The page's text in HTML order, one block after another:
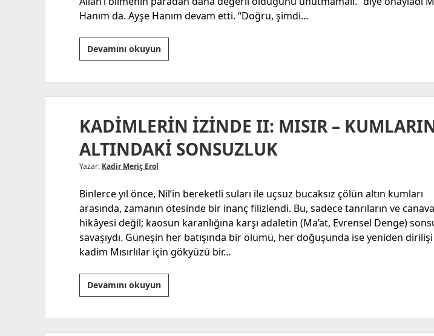
Hanım da. Ayşe Hanım devam etti. “Doğru, şimdi…
Devamını okuyun“Köklerin
Sırrı”
KADİMLERİN İZİNDE II: MISIR –
ALTINDAKİ SONSUZLUK
Yazar: Kadir Meriç Erol
Binlerce yıl önce, Nil’in bereketli suları ile uçsuz bucaksız çölün altın kumları
arasında, zamanın ötesinde bir inanç filizlendi. Bu, sadece tanrıların ve
hikâyesi değil; kaosun karanlığına karşı adaletin (Ma’at, Evrensel Denge)
savaşıydı. Güneşin her batışında bir ölümü, her doğuşunda ise yeniden
kadim Mısırlılar için gökyüzü bir…
Devamını okuyunKADİMLERİN
İZİNDE